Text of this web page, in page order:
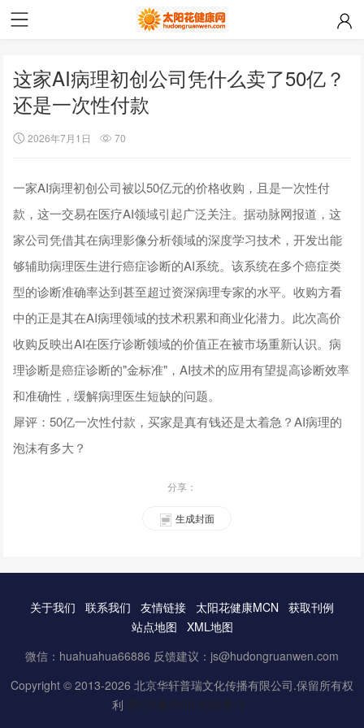
这家AI病理初创公司凭什么卖了50亿？
还是一次性付款
2026年7月1日 70
一家AI病理初创公司被以50亿元的价格收购，且是一次性付
款，这一交易在医疗AI领域引起广泛关注。据动脉网报道，这
家公司凭借其在病理影像分析领域的深度学习技术，开发出能
够辅助病理医生进行癌症诊断的AI系统。该系统在多个癌症类
型的诊断准确率达到甚至超过资深病理专家的水平。收购方看
中的正是其在AI病理领域的技术积累和商业化潜力。此次高价
收购反映出AI在医疗诊断领域的价值正在被市场重新认识。病
理诊断是癌症诊断的"金标准"，AI技术的应用有望提高诊断效率
和准确性，缓解病理医生短缺的问题。
犀评：50亿一次性付款，买家是真有钱还是太着急？AI病理的
泡沫有多大？
分享：
生成封面
关于我们 联系我们 友情链接 太阳花健康MCN
获取刊例
站点地图
XML地图
微信：huahuahua66886 反馈建议：js@hudongruanwen.com
Copyright © 2013-2026 北京华轩普瑞文化传播有限公司.保留所有权
利 京ICP备16061888号-3